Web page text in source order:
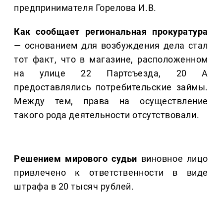
предпринимателя Горелова И.В.
Как сообщает региональная прокуратура
— основанием для возбуждения дела стал
тот факт, что в магазине, расположенном
на улице 22 Партсъезда, 20 А
предоставлялись потребительские займы.
Между тем, права на осуществление
такого рода деятельности отсутствовали.
Решением мирового судьи виновное лицо
привлечено к ответственности в виде
штрафа в 20 тысяч рублей.